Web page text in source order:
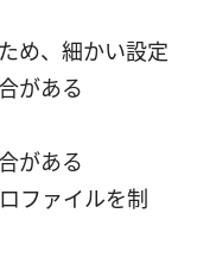
め、細かい設定
がある
がある
ファイルを制